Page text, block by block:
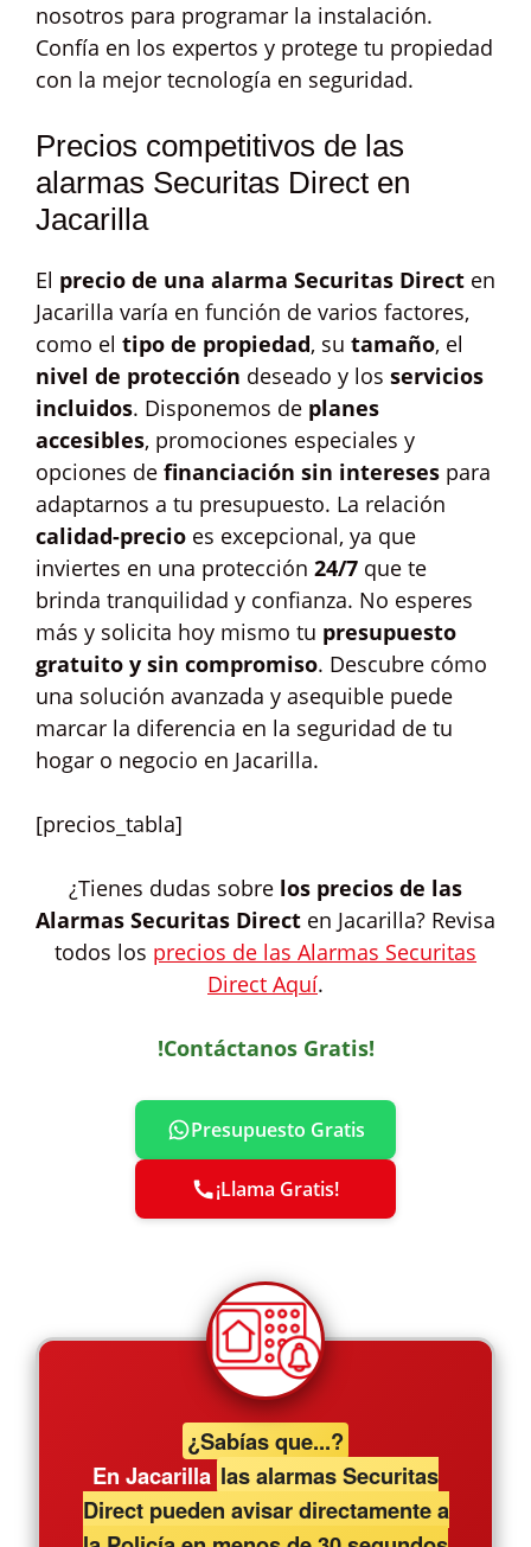
nosotros para programar la instalación.
Confía en los expertos y protege tu propiedad
con la mejor tecnología en seguridad.
Precios competitivos de las
alarmas Securitas Direct en
Jacarilla
El precio de una alarma Securitas Direct en
Jacarilla varía en función de varios factores,
como el tipo de propiedad, su tamaño, el
nivel de protección deseado y los servicios
incluidos. Disponemos de planes
accesibles, promociones especiales y
opciones de financiación sin intereses para
adaptarnos a tu presupuesto. La relación
calidad-precio es excepcional, ya que
inviertes en una protección 24/7 que te
brinda tranquilidad y confianza. No esperes
más y solicita hoy mismo tu presupuesto
gratuito y sin compromiso. Descubre cómo
una solución avanzada y asequible puede
marcar la diferencia en la seguridad de tu
hogar o negocio en Jacarilla.
[precios_tabla]
¿Tienes dudas sobre los precios de las
Alarmas Securitas Direct en Jacarilla? Revisa
todos los precios de las Alarmas Securitas
Direct Aquí.
!Contáctanos Gratis!
Presupuesto Gratis
¡Llama Gratis!
¿Sabías que...?
En Jacarilla las alarmas Securitas
Direct pueden avisar directamente a